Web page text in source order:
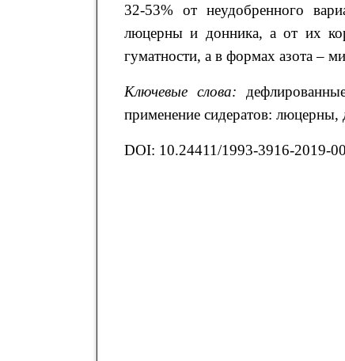
32-53% от неудобренного
люцерны и донника, а от их
гуматности, а в формах азота –
Ключевые слова:
применение сидератов: люцерны,
DOI: 10.24411/1993-3916-2019-